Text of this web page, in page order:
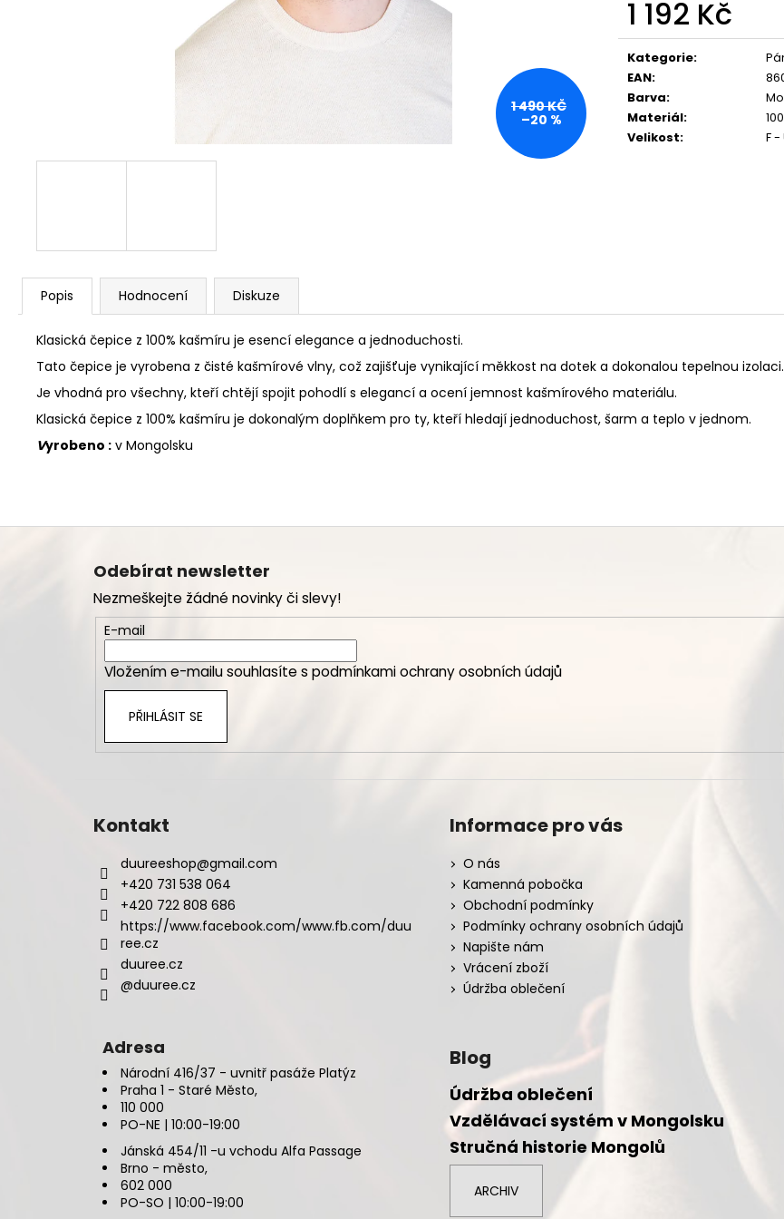
1 192 Kč
Měrná
cena:
Kategorie:
EAN:
Barva:
Materiál:
Velikost: F -
1 490 KČ
–20 %
Popis Hodnocení Diskuze
Klasická čepice z 100% kašmíru je esencí elegance a jednoduchosti.
Tato čepice je vyrobena z čisté kašmírové vlny, což zajišťuje vynikající měkkost na dotek a dokonalou tepelnou izolaci.
Je vhodná pro všechny, kteří chtějí spojit pohodlí s elegancí a ocení jemnost kašmírového materiálu.
Klasická čepice z 100% kašmíru je dokonalým doplňkem pro ty, kteří hledají jednoduchost, šarm a teplo v jednom.
Vyrobeno : v Mongolsku
Z
Odebírat newsletter
Nezmeškejte žádné novinky či slevy!
E-mail
Vložením e-mailu souhlasíte s podmínkami ochrany osobních údajů
PŘIHLÁSIT SE
Kontakt
duureeshop@gmail.com
+420 731 538 064
+420 722 808 686
https://www.facebook.com/www.fb.com/duu
ree.cz
duuree.cz
@duuree.cz
Informace pro vás
O nás
Kamenná pobočka
Obchodní podmínky
Podmínky ochrany osobních údajů
Napište nám
Vrácení zboží
Údržba oblečení
Adresa
Národní 416/37 - uvnitř pasáže Platýz
Praha 1 - Staré Město,
110 000
PO-NE | 10:00-19:00
Jánská 454/11 -u vchodu Alfa Passage
Brno - město,
602 000
PO-SO | 10:00-19:00
Blog
Údržba oblečení
Vzdělávací systém v Mongolsku
Stručná historie Mongolů
ARCHIV